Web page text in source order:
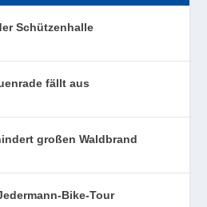
Schützenhalle
fällt aus
großen Waldbrand
Bike-Tour